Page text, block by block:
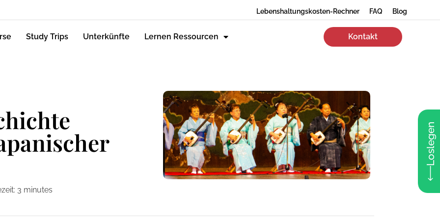
Lebenshaltungskosten-Rechner FAQ Blog
Study Trips Unterkünfte Lernen Ressourcen Kontakt
Loslegen
3 minutes